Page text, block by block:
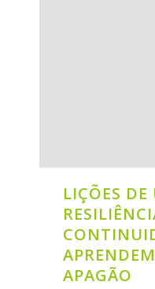
LIÇÕES
APAGÃO